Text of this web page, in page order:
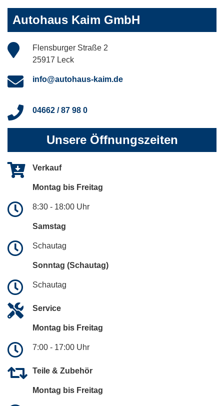
Autohaus Kaim GmbH
Flensburger Straße 2
25917 Leck
info@autohaus-kaim.de
04662 / 87 98 0
Unsere Öffnungszeiten
Verkauf
Montag bis Freitag
8:30 - 18:00 Uhr
Samstag
Schautag
Sonntag (Schautag)
Schautag
Service
Montag bis Freitag
7:00 - 17:00 Uhr
Teile & Zubehör
Montag bis Freitag